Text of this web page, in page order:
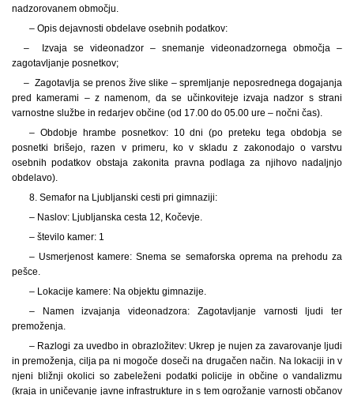
nadzorovanem območju.
– Opis dejavnosti obdelave osebnih podatkov:
– Izvaja se videonadzor – snemanje videonadzornega območja –
zagotavljanje posnetkov;
– Zagotavlja se prenos žive slike – spremljanje neposrednega dogajanja
pred kamerami – z namenom, da se učinkoviteje izvaja nadzor s strani
varnostne službe in redarjev občine (od 17.00 do 05.00 ure – nočni čas).
– Obdobje hrambe posnetkov: 10 dni (po preteku tega obdobja se
posnetki brišejo, razen v primeru, ko v skladu z zakonodajo o varstvu
osebnih podatkov obstaja zakonita pravna podlaga za njihovo nadaljnjo
obdelavo).
8. Semafor na Ljubljanski cesti pri gimnaziji:
– Naslov: Ljubljanska cesta 12, Kočevje.
– število kamer: 1
– Usmerjenost kamere: Snema se semaforska oprema na prehodu za
pešce.
– Lokacije kamere: Na objektu gimnazije.
– Namen izvajanja videonadzora: Zagotavljanje varnosti ljudi ter
premoženja.
– Razlogi za uvedbo in obrazložitev: Ukrep je nujen za zavarovanje ljudi
in premoženja, cilja pa ni mogoče doseči na drugačen način. Na lokaciji in v
njeni bližnji okolici so zabeleženi podatki policije in občine o vandalizmu
(kraja in uničevanje javne infrastrukture in s tem ogrožanje varnosti občanov